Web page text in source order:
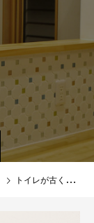
トイレが古くて不便！快適性を高める最新リフォームとは